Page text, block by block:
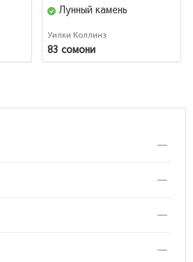
Лунный камень
Уилки Коллинз
83 сомони